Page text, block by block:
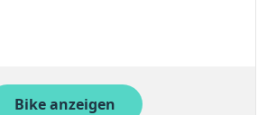
Bike anzeigen